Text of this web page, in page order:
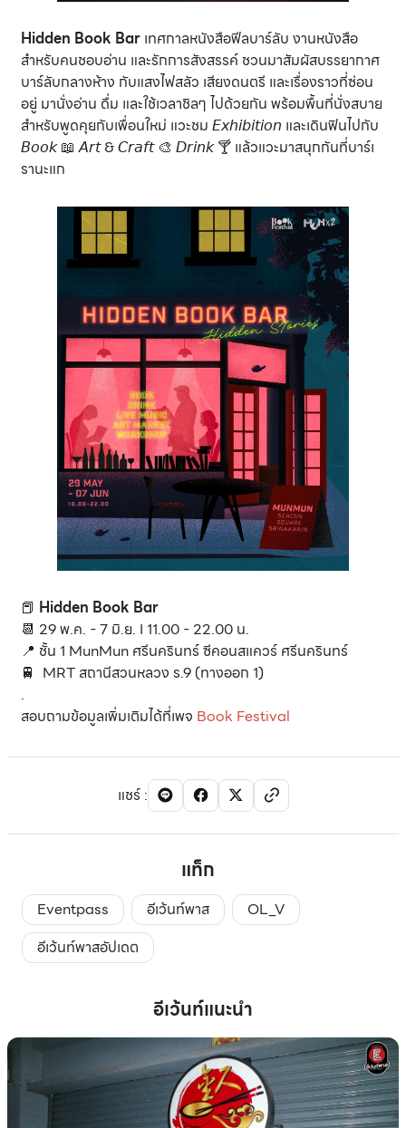
Hidden Book Bar เทศกาลหนังสือฟีลบาร์ลับ งานหนังสือ
สำหรับคนชอบอ่าน และรักการสังสรรค์ ชวนมาสัมผัสบรรยากาศ
บาร์ลับกลางห้าง กับแสงไฟสลัว เสียงดนตรี และเรื่องราวที่ซ่อน
อยู่ มานั่งอ่าน ดื่ม และใช้เวลาชิลๆ ไปด้วยกัน พร้อมพื้นที่นั่งสบาย
สำหรับพูดคุยกับเพื่อนใหม่ แวะชม 𝘌𝘹𝘩𝘪𝘣𝘪𝘵𝘪𝘰𝘯 และเดินฟินไปกับ
𝘉𝘰𝘰𝘬 📖 𝘈𝘳𝘵 & 𝘊𝘳𝘢𝘧𝘵 🎨 𝘋𝘳𝘪𝘯𝘬 🍸 แล้วแวะมาสนุกกันที่บาร์เ
รานะแก
📕 Hidden Book Bar
📆 29 พ.ค. - 7 มิ.ย. I 11.00 - 22.00 น.
📍 ชั้น 1 MunMun ศรีนครินทร์ ซีคอนสแควร์ ศรีนครินทร์
🚆 MRT สถานีสวนหลวง ร.9 (ทางออก 1)
.
สอบถามข้อมูลเพิ่มเติมได้ที่เพจ Book Festival
แชร์:
แท็ก
Eventpass อีเว้นท์พาส
OL_V
อีเว้นท์พาสอัปเดต
อีเว้นท์แนะนำ